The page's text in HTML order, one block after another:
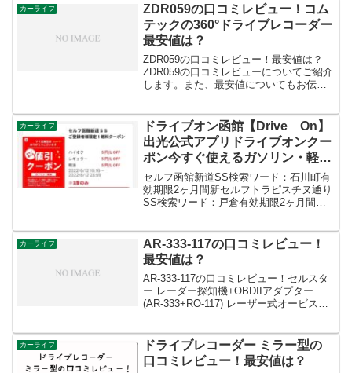
に古いまたは性能が低下したバッテリー
の回復に有効ですが、...
カーライフ
ZDR059の口コミレビュー！コム
テックの360°ドライブレコーダー
最安値は？
ZDR059の口コミレビュー！最安値は？
ZDR059の口コミレビューについてご紹介
します。また、最安値についてもお伝え
ダーです。走行映像やフロントカメラ映
像、リ...
カーライフ
ドライブオン函館【Drive On】
出光公式アプリドライブオンクー
ポン今すぐ使えるガソリン・軽油
５円/ℓ引クーポン【２０２２年６
月１４日最新版】
セルフ函館新道SS検索ワード：石川町有
効期限2ヶ月間新セルフトラピスチヌ通り
SS検索ワード：戸倉有効期限2ヶ月間セ
有効期限2ヶ月間セルフ中道SS検索ワー
ド：中道有効...
カーライフ
AR-333-117の口コミレビュー！
最安値は？
AR-333-117の口コミレビュー！セルスタ
ー レーダー探知機+OBDIIアダプター
(AR-333+RO-117) レーザー式オービス対
続対応 3...
カーライフ
ドライブレコーダー ミラー型の
口コミレビュー！最安値は？